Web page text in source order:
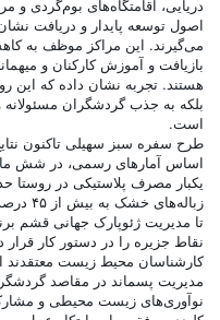
دریایی، اقامتگاه‌های بوم‌گردی
اصول توسعه پایدار و دریافت
می‌گیرند. این مراکز موظف به
بازیافت و آموزش کارکنان و
هستند. تجربه نشان داده که این
بلکه به جذب گردشگران
است.
طرح سفره سبز سهیلی تاکنون
اساس آمارهای رسمی، در شش
تا مدیریت ژئوپارک جهانی قشم
نقاط جزیره را در دستور کار قرار
کارشناسان محیط زیست معتقدند
مدیریت پسماند در مقاصد
نوآوری‌های زیست محیطی و